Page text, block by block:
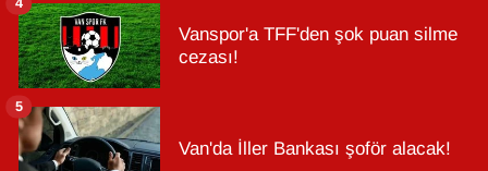
Vanspor'a TFF'den şok puan silme
cezası!
Van'da İller Bankası şoför alacak!
5